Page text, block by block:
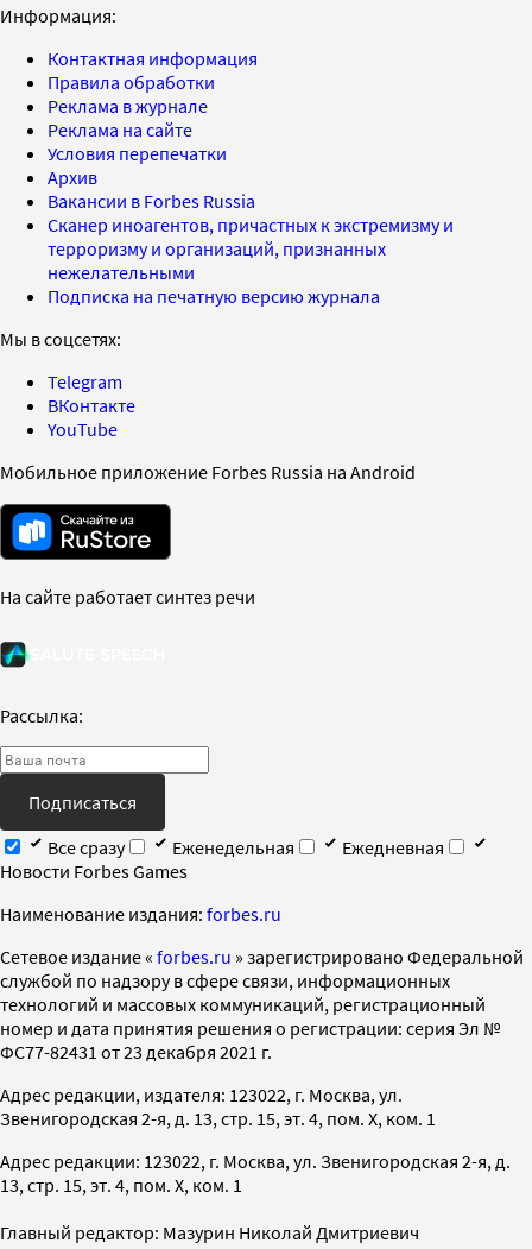
Информация:
Контактная информация
Правила обработки
Реклама в журнале
Реклама на сайте
Условия перепечатки
Архив
Вакансии в Forbes Russia
Сканер иноагентов, причастных к экстремизму и
терроризму и организаций, признанных
нежелательными
Подписка на печатную версию журнала
Мы в соцсетях:
Telegram
ВКонтакте
YouTube
Мобильное приложение Forbes Russia на Android
На сайте работает синтез речи
Рассылка:
Подписаться
Все сразу
Еженедельная
Ежедневная
Новости Forbes Games
Наименование издания: forbes.ru
Cетевое издание « forbes.ru » зарегистрировано Федеральной
службой по надзору в сфере связи, информационных
технологий и массовых коммуникаций, регистрационный
номер и дата принятия решения о регистрации: серия Эл №
ФС77-82431 от 23 декабря 2021 г.
Адрес редакции, издателя: 123022, г. Москва, ул.
Звенигородская 2-я, д. 13, стр. 15, эт. 4, пом. X, ком. 1
Адрес редакции: 123022, г. Москва, ул. Звенигородская 2-я, д.
13, стр. 15, эт. 4, пом. X, ком. 1
Главный редактор: Мазурин Николай Дмитриевич